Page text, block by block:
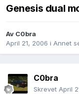
Genesis dual
Av C0bra
April 21, 2006 i Annet
C0bra
Skrevet April